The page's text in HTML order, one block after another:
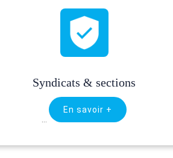
Syndicats & sections
En savoir +